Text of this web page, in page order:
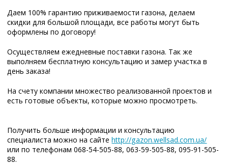
Даем 100% гарантию приживаемости газона, делаем
скидки для большой площади, все работы могут быть
оформлены по договору!
Осуществляем ежедневные поставки газона. Так же
выполняем бесплатную консультацию и замер участка в
день заказа!
На счету компании множество реализованной проектов и
есть готовыеобъекты, которые можно просмотреть.
Получить больше информации и консультацию
специалиста можно на сайтеhttp://gazon.wellsad.com.ua/
или по телефонам 068-54-505-88, 063-59-505-88, 095-91-505-
88.